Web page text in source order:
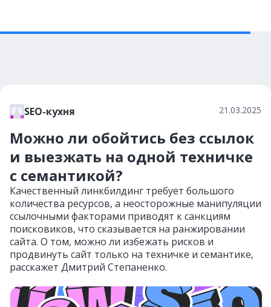
SEO-кухня 21.03.2025
Можно ли обойтись без ссылок
и выезжать на одной техничке
с семантикой?
Качественный линкбилдинг требует большого
количества ресурсов, а неосторожные манипуляции
ссылочными факторами приводят к санкциям
поисковиков, что сказывается на ранжировании
сайта. О том, можно ли избежать рисков и
продвинуть сайт только на техничке и семантике,
расскажет Дмитрий Степаненко.